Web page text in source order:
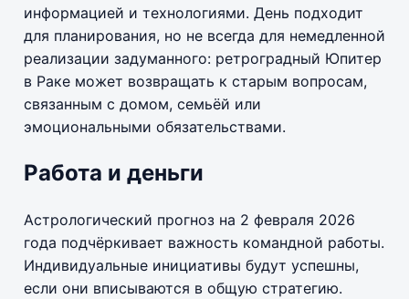
информацией и технологиями. День подходит
для планирования, но не всегда для немедленной
реализации задуманного: ретроградный Юпитер
в Раке может возвращать к старым вопросам,
связанным с домом, семьёй или
эмоциональными обязательствами.
Работа и деньги
Астрологический прогноз на 2 февраля 2026
года подчёркивает важность командной работы.
Индивидуальные инициативы будут успешны,
если они вписываются в общую стратегию.